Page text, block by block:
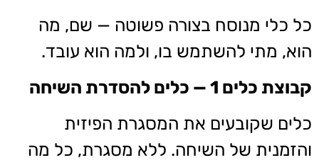
כל כלי מנוסח בצורה פשוטה — שם, מה
הוא, מתי להשתמש בו, ולמה הוא עובד.
קבוצת כלים 1 — כלים להסדרת השיחה
כלים שקובעים את המסגרת הפיזית
והזמנית של השיחה. ללא מסגרת, כל מה